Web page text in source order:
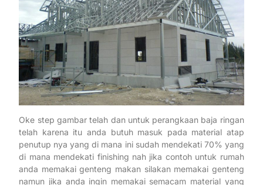
Oke step gambar telah dan untuk perangkaan baja ringan
telah karena itu anda butuh masuk pada material atap
penutup nya yang di mana ini sudah mendekati 70% yang
di mana mendekati finishing nah jika contoh untuk rumah
anda memakai genteng makan silakan memakai genteng
namun jika anda ingin memakai semacam material yang